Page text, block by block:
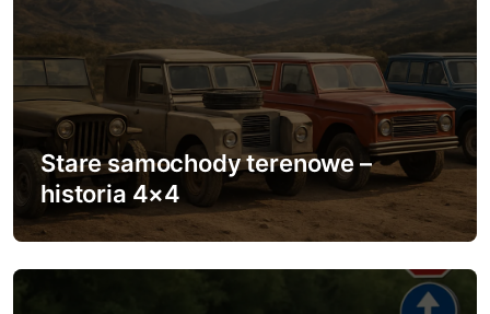
a
w
p
i
s
u
Stare samochody terenowe –
historia 4×4